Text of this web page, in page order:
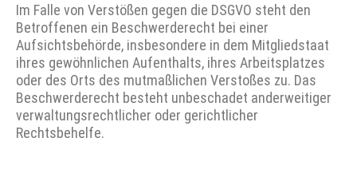
Im Falle von Verstößen gegen die DSGVO steht den
Betroffenen ein Beschwerderecht bei einer
Aufsichtsbehörde, insbesondere in dem Mitgliedstaat
ihres gewöhnlichen Aufenthalts, ihres Arbeitsplatzes
oder des Orts des mutmaßlichen Verstoßes zu. Das
Beschwerderecht besteht unbeschadet anderweitiger
verwaltungsrechtlicher oder gerichtlicher
Rechtsbehelfe.